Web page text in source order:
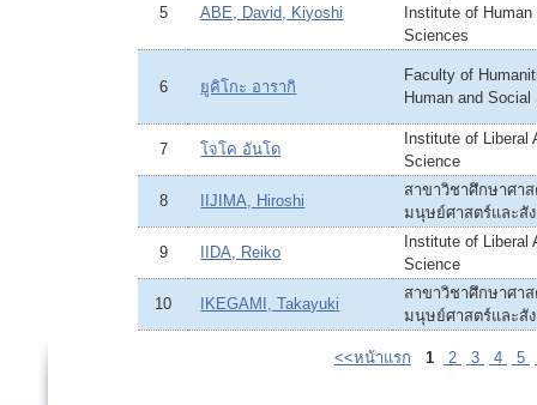
5 ABE, David, Kiyoshi
Institute of
Sciences
6 ยูคิโกะ อารากิ
Faculty of
Human and
7 โจโค อันโด
Institute of Liberal
Science
8 IIJIMA, Hiroshi
สาขาวิชาศึกษาศา
มนุษย์ศาสตร์และสั
9 IIDA, Reiko
Institute of Liberal
Science
10 IKEGAMI, Takayuki
สาขาวิชาศึกษาศา
มนุษย์ศาสตร์และสั
<<หน้าแรก 1 2 3 4 5